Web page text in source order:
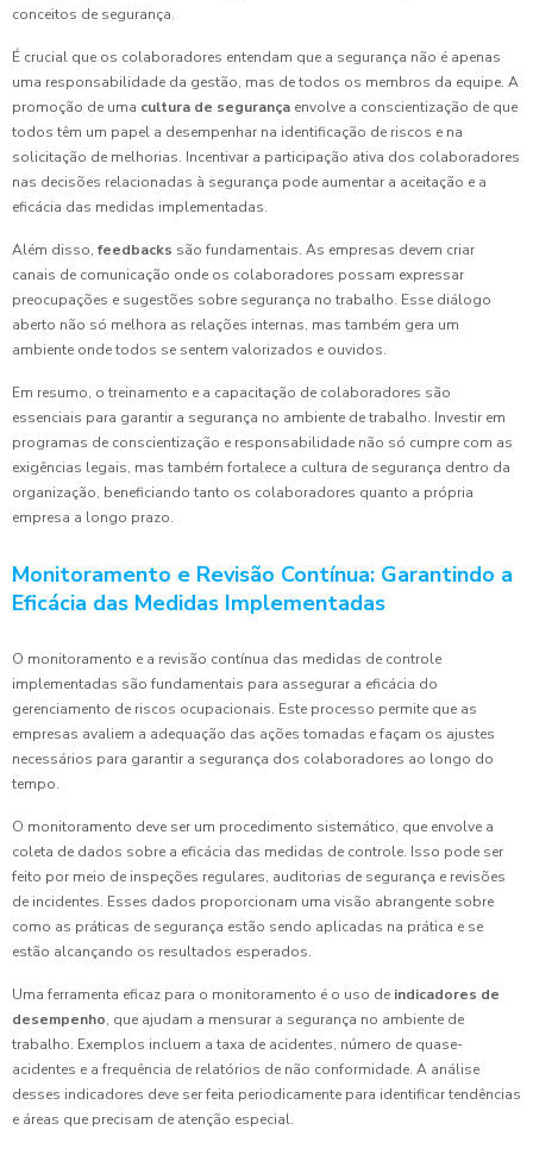
conceitos de segurança.
É crucial que os colaboradores entendam que a segurança não é apenas
uma responsabilidade da gestão, mas de todos os membros da equipe. A
promoção de uma cultura de segurança envolve a conscientização de que
todos têm um papel a desempenhar na identificação de riscos e na
solicitação de melhorias. Incentivar a participação ativa dos colaboradores
nas decisões relacionadas à segurança pode aumentar a aceitação e a
eficácia das medidas implementadas.
Além disso, feedbacks são fundamentais. As empresas devem criar
canais de comunicação onde os colaboradores possam expressar
preocupações e sugestões sobre segurança no trabalho. Esse diálogo
aberto não só melhora as relações internas, mas também gera um
ambiente onde todos se sentem valorizados e ouvidos.
Em resumo, o treinamento e a capacitação de colaboradores são
essenciais para garantir a segurança no ambiente de trabalho. Investir em
programas de conscientização e responsabilidade não só cumpre com as
exigências legais, mas também fortalece a cultura de segurança dentro da
organização, beneficiando tanto os colaboradores quanto a própria
empresa a longo prazo.
Monitoramento e Revisão Contínua: Garantindo a
Eficácia das Medidas Implementadas
O monitoramento e a revisão contínua das medidas de controle
implementadas são fundamentais para assegurar a eficácia do
gerenciamento de riscos ocupacionais. Este processo permite que as
empresas avaliem a adequação das ações tomadas e façam os ajustes
necessários para garantir a segurança dos colaboradores ao longo do
tempo.
O monitoramento deve ser um procedimento sistemático, que envolve a
coleta de dados sobre a eficácia das medidas de controle. Isso pode ser
feito por meio de inspeções regulares, auditorias de segurança e revisões
de incidentes. Esses dados proporcionam uma visão abrangente sobre
como as práticas de segurança estão sendo aplicadas na prática e se
estão alcançando os resultados esperados.
Uma ferramenta eficaz para o monitoramento é o uso de indicadores de
desempenho, que ajudam a mensurar a segurança no ambiente de
trabalho. Exemplos incluem a taxa de acidentes, número de quase-
acidentes e a frequência de relatórios de não conformidade. A análise
desses indicadores deve ser feita periodicamente para identificar tendências
e áreas que precisam de atenção especial.